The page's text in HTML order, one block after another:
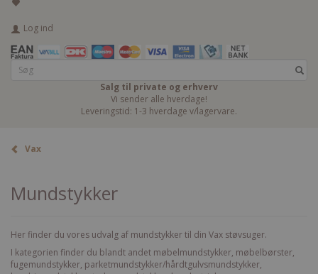
Log ind
Salg til private og erhverv
Vi sender alle hverdage!
Leveringstid: 1-3 hverdage v/lagervare.
Vax
Mundstykker
Her finder du vores udvalg af mundstykker til din Vax støvsuger.
I kategorien finder du blandt andet møbelmundstykker, møbelbørster,
fugemundstykker, parketmundstykker/hårdtgulvsmundstykker,